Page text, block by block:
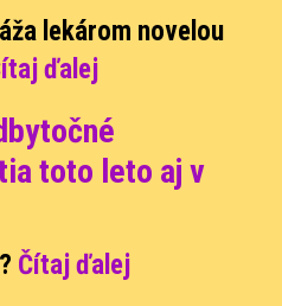
lekárom novelou
ďalej
toto leto aj v
Čítaj ďalej